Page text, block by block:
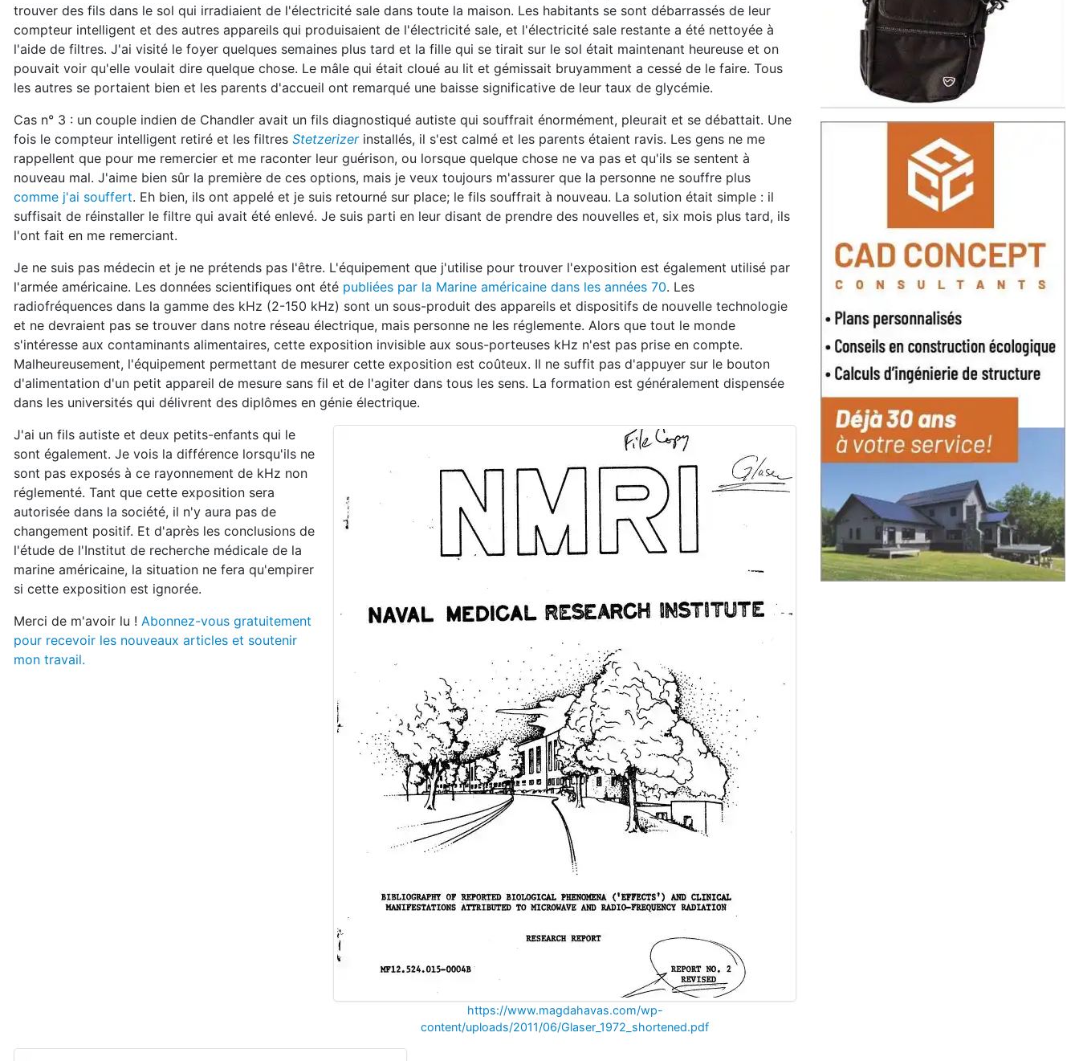
trouver des fils dans le sol qui irradiaient de l'électricité sale dans toute la maison. Les habitants se sont débarrassés de leur
compteur intelligent et des autres appareils qui produisaient de l'électricité sale, et l'électricité sale restante a été nettoyée à
l'aide de filtres. J'ai visité le foyer quelques semaines plus tard et la fille qui se tirait sur le sol était maintenant heureuse et on
pouvait voir qu'elle voulait dire quelque chose. Le mâle qui était cloué au lit et gémissait bruyamment a cessé de le faire. Tous
les autres se portaient bien et les parents d'accueil ont remarqué une baisse significative de leur taux de glycémie.
Cas n° 3 : un couple indien de Chandler avait un fils diagnostiqué autiste qui souffrait énormément, pleurait et se débattait. Une
fois le compteur intelligent retiré et les filtres Stetzerizerinstallés, il s'est calmé et les parents étaient ravis. Les gens ne me
rappellent que pour me remercier et me raconter leur guérison, ou lorsque quelque chose ne va pas et qu'ils se sentent à
nouveau mal. J'aime bien sûr la première de ces options, mais je veux toujours m'assurer que la personne ne souffre plus
comme j'ai souffert. Eh bien, ils ont appelé et je suis retourné sur place; le fils souffrait à nouveau. La solution était simple : il
suffisait de réinstaller le filtre qui avait été enlevé. Je suis parti en leur disant de prendre des nouvelles et, six mois plus tard, ils
l'ont fait en me remerciant.
Je ne suis pas médecin et je ne prétends pas l'être. L'équipement que j'utilise pour trouver l'exposition est également utilisé par
l'armée américaine. Les données scientifiques ont été publiées par la Marine américaine dans les années 70. Les
radiofréquences dans la gamme des kHz (2-150 kHz) sont un sous-produit des appareils et dispositifs de nouvelle technologie
et ne devraient pas se trouver dans notre réseau électrique, mais personne ne les réglemente. Alors que tout le monde
s'intéresse aux contaminants alimentaires, cette exposition invisible aux sous-porteuses kHz n'est pas prise en compte.
Malheureusement, l'équipement permettant de mesurer cette exposition est coûteux. Il ne suffit pas d'appuyer sur le bouton
d'alimentation d'un petit appareil de mesure sans fil et de l'agiter dans tous les sens. La formation est généralement dispensée
dans les universités qui délivrent des diplômes en génie électrique.
https://www.magdahavas.com/wp-
content/uploads/2011/06/Glaser_1972_shortened.pdf
J'ai un fils autiste et deux petits-enfants qui le
sont également. Je vois la différence lorsqu'ils ne
sont pas exposés à ce rayonnement de kHz non
réglementé. Tant que cette exposition sera
autorisée dans la société, il n'y aura pas de
changement positif. Et d'après les conclusions de
l'étude de l'Institut de recherche médicale de la
marine américaine, la situation ne fera qu'empirer
si cette exposition est ignorée.
Merci de m'avoir lu ! Abonnez-vous gratuitement
pour recevoir les nouveaux articles et soutenir
mon travail.